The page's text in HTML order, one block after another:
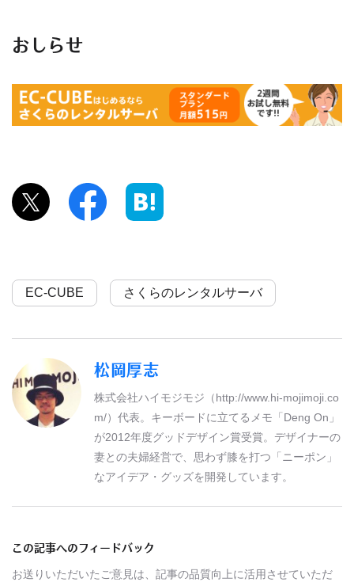
おしらせ
EC-CUBE さくらのレンタルサーバ
松岡厚志
株式会社ハイモジモジ（http://www.hi-mojimoji.co
m/）代表。キーボードに立てるメモ「Deng On」
が2012年度グッドデザイン賞受賞。デザイナーの
妻との夫婦経営で、思わず膝を打つ「ニーポン」
なアイデア・グッズを開発しています。
この記事へのフィードバック
お送りいただいたご意見は、記事の品質向上に活用させていただ